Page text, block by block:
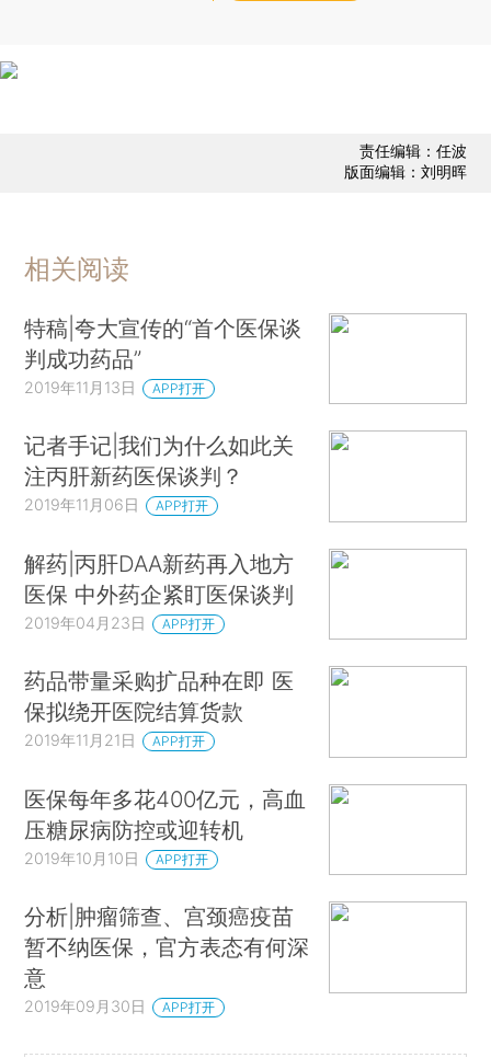
责任编辑：任波
版面编辑：刘明晖
相关阅读
特稿|夸大宣传的“首个医保谈
判成功药品”
2019年11月13日 APP打开
记者手记|我们为什么如此关
注丙肝新药医保谈判？
2019年11月06日 APP打开
解药|丙肝DAA新药再入地方
医保 中外药企紧盯医保谈判
2019年04月23日 APP打开
药品带量采购扩品种在即 医
保拟绕开医院结算货款
2019年11月21日 APP打开
医保每年多花400亿元，高血
压糖尿病防控或迎转机
2019年10月10日 APP打开
分析|肿瘤筛查、宫颈癌疫苗
暂不纳医保，官方表态有何深
意
2019年09月30日 APP打开